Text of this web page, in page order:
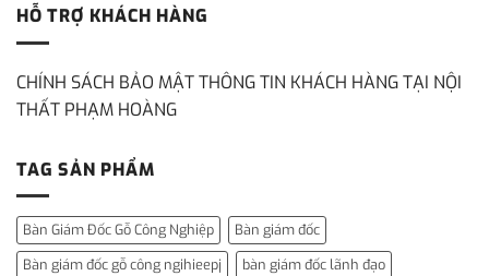
HỖ TRỢ KHÁCH HÀNG
CHÍNH SÁCH BẢO MẬT THÔNG TIN KHÁCH HÀNG TẠI NỘI
THẤT PHẠM HOÀNG
TAG SẢN PHẨM
Bàn Giám Đốc Gỗ Công Nghiệp
Bàn giám đốc
Bàn giám đốc gỗ công ngihieepj
bàn giám đốc lãnh đạo